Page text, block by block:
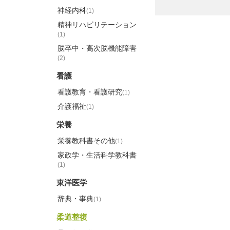
神経内科(1)
精神リハビリテーション
(1)
脳卒中・高次脳機能障害
(2)
看護
看護教育・看護研究(1)
介護福祉(1)
栄養
栄養教科書その他(1)
家政学・生活科学教科書
(1)
東洋医学
辞典・事典(1)
柔道整復